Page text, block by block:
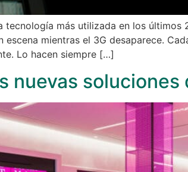
más utilizada en los últimos
escena mientras el 3G desaparece.
Lo hacen siempre […]
nuevas soluciones